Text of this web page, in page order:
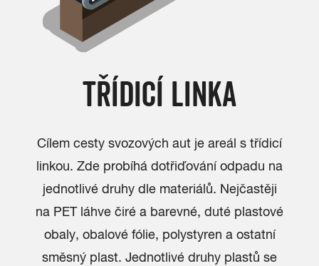
TŘÍDICÍ LINKA
Cílem cesty svozových aut je areál s třídicí
linkou. Zde probíhá dotřiďování odpadu na
jednotlivé druhy dle materiálů. Nejčastěji
na PET láhve čiré a barevné, duté plastové
obaly, obalové fólie, polystyren a ostatní
směsný plast. Jednotlivé druhy plastů se